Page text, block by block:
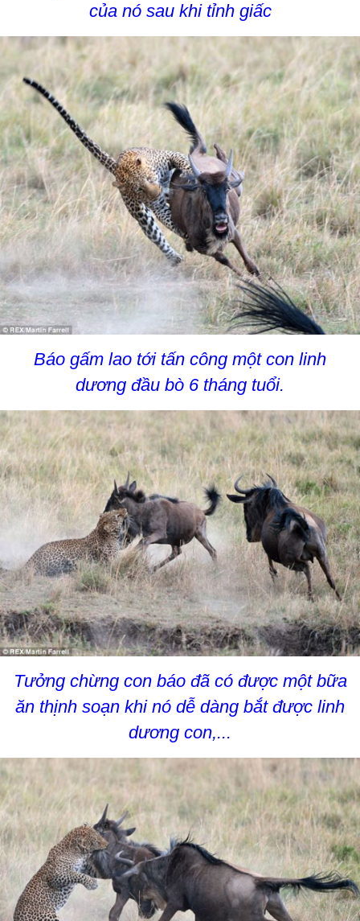
của nó sau khi tỉnh giấc
Báo gấm lao tới tấn công một con linh
dương đầu bò 6 tháng tuổi.
Tưởng chừng con báo đã có được một bữa
ăn thịnh soạn khi nó dễ dàng bắt được linh
dương con,...